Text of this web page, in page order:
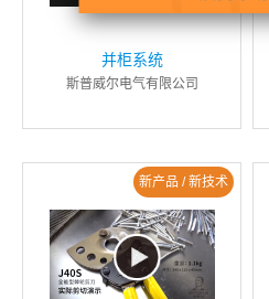
并柜系统
斯普威尔电气有限公司
新产品 / 新技术